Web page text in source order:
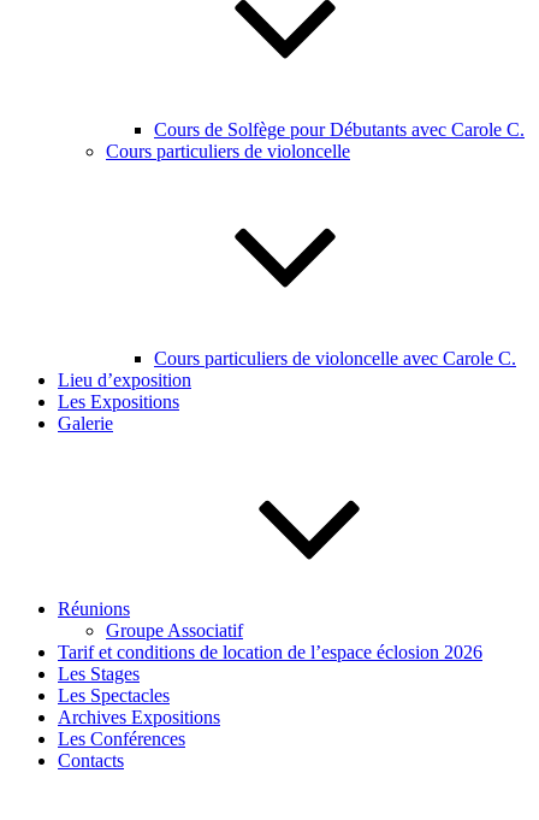
Cours de Solfège pour Débutants avec Carole C.
Cours particuliers de violoncelle
Cours particuliers de violoncelle avec Carole C.
Lieu d’exposition
Les Expositions
Galerie
Réunions
Groupe Associatif
Tarif et conditions de location de l’espace éclosion 2026
Les Stages
Les Spectacles
Archives Expositions
Les Conférences
Contacts